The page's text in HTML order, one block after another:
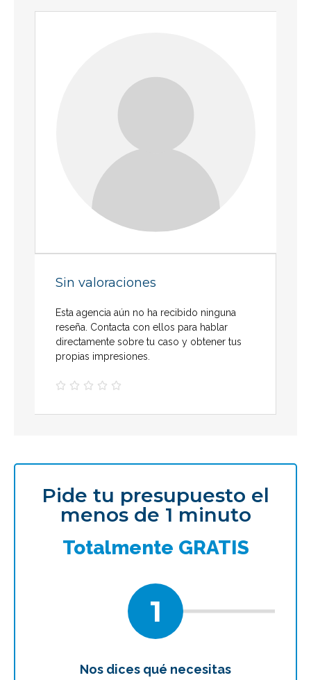
Sin valoraciones
Esta agencia aún no ha recibido ninguna
reseña. Contacta con ellos para hablar
directamente sobre tu caso y obtener tus
propias impresiones.
    
Pide tu presupuesto el
menos de 1 minuto
Totalmente GRATIS
1
Nos dices qué necesitas